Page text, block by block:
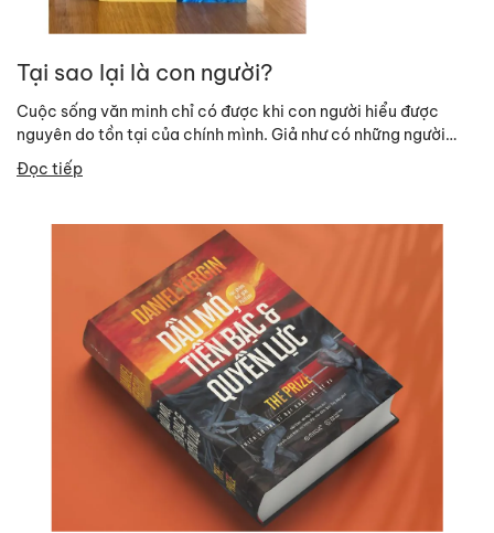
Tại sao lại là con người?
Cuộc sống văn minh chỉ có được khi con người hiểu được
nguyên do tồn tại của chính mình. Giả như có những người
ngoài hành...
Đọc tiếp